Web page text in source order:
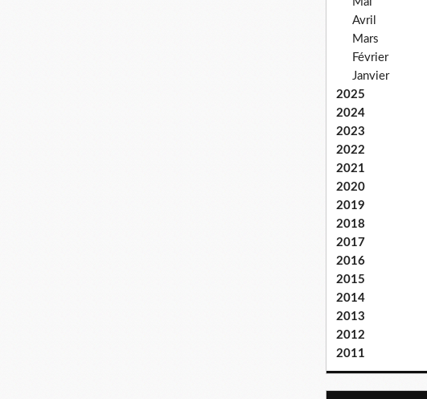
Avril
Mars
Février
Janvier
2025
2024
2023
2022
2021
2020
2019
2018
2017
2016
2015
2014
2013
2012
2011